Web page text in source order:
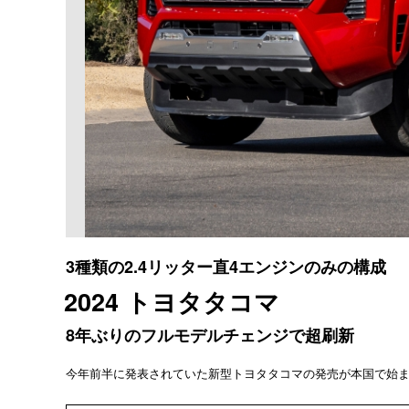
3種類の2.4リッター直4エンジンのみの構成
2024 トヨタタコマ
8年ぶりのフルモデルチェンジで超刷新
今年前半に発表されていた新型トヨタタコマの発売が本国で始